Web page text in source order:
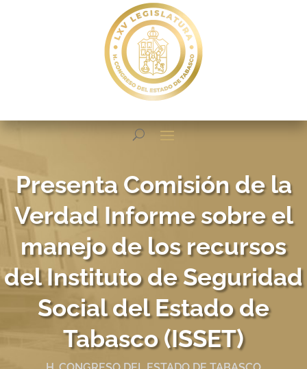
Presenta Comisión de la
Verdad Informe sobre el
manejo de los recursos
del Instituto de Seguridad
Social del Estado de
Tabasco (ISSET)